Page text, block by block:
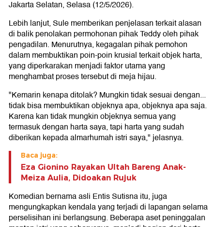
Jakarta Selatan, Selasa (12/5/2026).
Lebih lanjut, Sule memberikan penjelasan terkait alasan
di balik penolakan permohonan pihak Teddy oleh pihak
pengadilan. Menurutnya, kegagalan pihak pemohon
dalam membuktikan poin-poin krusial terkait objek harta,
yang diperkarakan menjadi faktor utama yang
menghambat proses tersebut di meja hijau.
"Kemarin kenapa ditolak? Mungkin tidak sesuai dengan...
tidak bisa membuktikan objeknya apa, objeknya apa saja.
Karena kan tidak mungkin objeknya semua yang
termasuk dengan harta saya, tapi harta yang sudah
diberikan kepada almarhumah istri saya," jelasnya.
Baca juga:
Eza Gionino Rayakan Ultah Bareng Anak-
Meiza Aulia, Didoakan Rujuk
Komedian bernama asli Entis Sutisna itu, juga
mengungkapkan kendala yang terjadi di lapangan selama
perselisihan ini berlangsung. Beberapa aset peninggalan